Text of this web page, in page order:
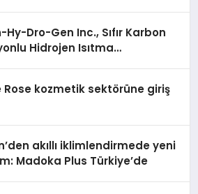
Hy-Dro-Gen Inc., Sıfır Karbon
Hidrojen Isıtma
Rose kozmetik sektörüne giriş
akıllı iklimlendirmede yeni
Madoka Plus Türkiye’de